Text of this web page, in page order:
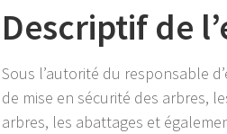
Descriptif de
Sous l’autorité du responsable
de mise en sécurité des arbres,
arbres, les abattages et